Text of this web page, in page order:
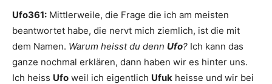
Ufo361: Mittlerweile, die Frage die ich am meisten
beantwortet habe, die nervt mich ziemlich, ist die mit
dem Namen. Warum heisst du denn Ufo? Ich kann das
ganze nochmal erklären, dann haben wir es hinter uns.
Ich heiss Ufo weil ich eigentlich Ufuk heisse und wir bei